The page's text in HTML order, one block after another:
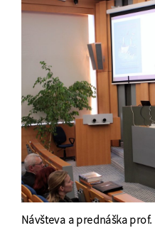
Návšteva a prednáška